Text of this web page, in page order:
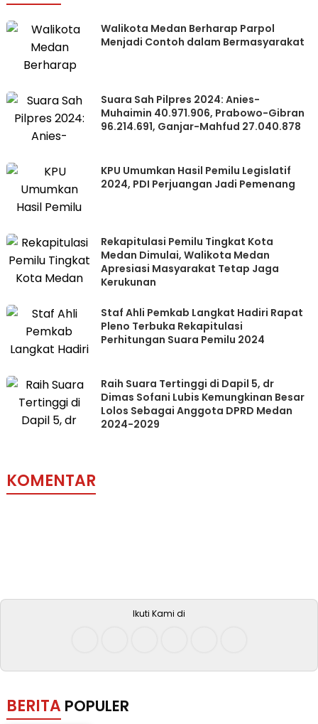
Walikota Medan Berharap Parpol
Menjadi Contoh dalam Bermasyarakat
Suara Sah Pilpres 2024: Anies-
Muhaimin 40.971.906, Prabowo-Gibran
96.214.691, Ganjar-Mahfud 27.040.878
KPU Umumkan Hasil Pemilu Legislatif
2024, PDI Perjuangan Jadi Pemenang
Rekapitulasi Pemilu Tingkat Kota
Medan Dimulai, Walikota Medan
Apresiasi Masyarakat Tetap Jaga
Kerukunan
Staf Ahli Pemkab Langkat Hadiri Rapat
Pleno Terbuka Rekapitulasi
Perhitungan Suara Pemilu 2024
Raih Suara Tertinggi di Dapil 5, dr
Dimas Sofani Lubis Kemungkinan Besar
Lolos Sebagai Anggota DPRD Medan
2024-2029
KOMENTAR
Ikuti Kami di
BERITA POPULER